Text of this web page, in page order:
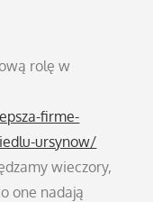
rolę w
firme-
ursynow/
wieczory,
one nadają